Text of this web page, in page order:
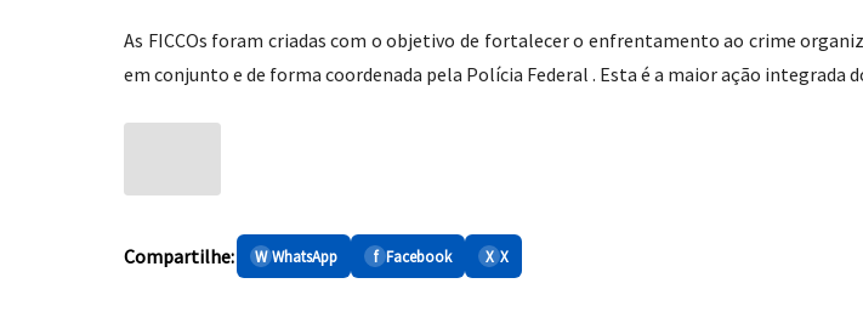
As FICCOs foram criadas com o objetivo de fortalecer o enfrentamento ao crime
em conjunto e de forma coordenada pela Polícia Federal . Esta é a maior ação integrada
Compartilhe: W WhatsApp f Facebook X X